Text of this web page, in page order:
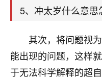
5、冲太岁什么意
其次，将问题视
能出现的问题，这样
于无法科学解释的超
3小时前 来自河北
付深